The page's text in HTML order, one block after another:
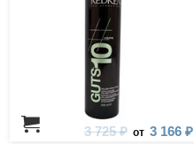
3 725 ₽ от 3 166 ₽